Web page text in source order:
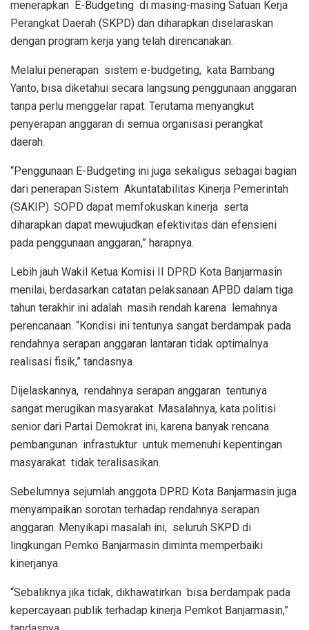
menerapkan E-Budgeting di masing-masing Satuan Kerja
Perangkat Daerah (SKPD) dan diharapkan diselaraskan
dengan program kerja yang telah direncanakan.
Melalui penerapan sistem e-budgeting, kata Bambang
Yanto, bisa diketahui secara langsung penggunaan anggaran
tanpa perlu menggelar rapat. Terutama menyangkut
penyerapan anggaran di semua organisasi perangkat
daerah.
“Penggunaan E-Budgeting ini juga sekaligus sebagai bagian
dari penerapan Sistem Akuntatabilitas Kinerja Pemerintah
(SAKIP). SOPD dapat memfokuskan kinerja serta
diharapkan dapat mewujudkan efektivitas dan efensieni
pada penggunaan anggaran,” harapnya.
Lebih jauh Wakil Ketua Komisi II DPRD Kota Banjarmasin
menilai, berdasarkan catatan pelaksanaan APBD dalam tiga
tahun terakhir ini adalah masih rendah karena lemahnya
perencanaan. “Kondisi ini tentunya sangat berdampak pada
rendahnya serapan anggaran lantaran tidak optimalnya
realisasi fisik,” tandasnya.
Dijelaskannya, rendahnya serapan anggaran tentunya
sangat merugikan masyarakat. Masalahnya, kata politisi
senior dari Partai Demokrat ini, karena banyak rencana
pembangunan infrastuktur untuk memenuhi kepentingan
masyarakat tidak teralisasikan.
Sebelumnya sejumlah anggota DPRD Kota Banjarmasin juga
menyampaikan sorotan terhadap rendahnya serapan
anggaran. Menyikapi masalah ini, seluruh SKPD di
lingkungan Pemko Banjarmasin diminta memperbaiki
kinerjanya.
“Sebaliknya jika tidak, dikhawatirkan bisa berdampak pada
kepercayaan publik terhadap kinerja Pemkot Banjarmasin,”